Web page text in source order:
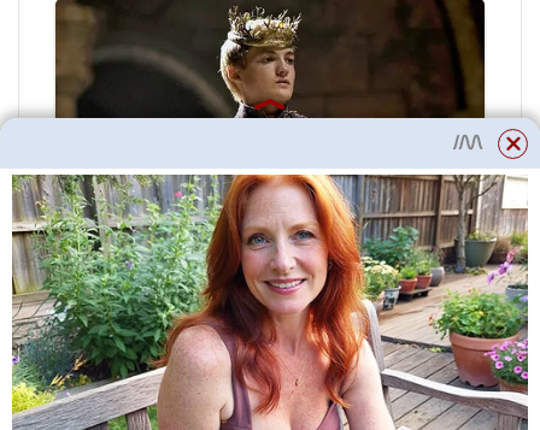
Přečtěte si více
10 plevelů, které
musíte znát „od